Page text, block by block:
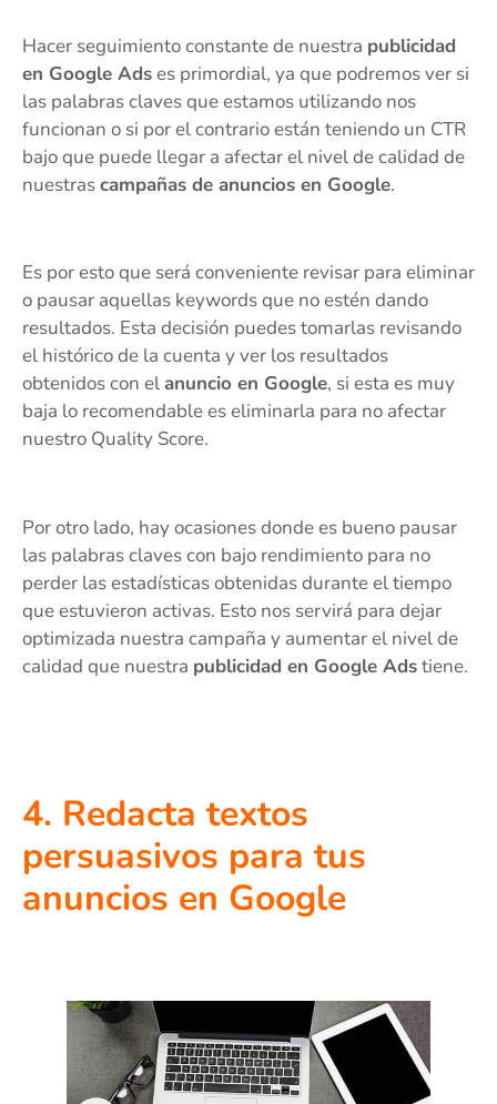
Hacer seguimiento constante de nuestra publicidad
en Google Adses primordial, ya que podremos ver si
las palabras claves que estamos utilizando nos
funcionan o si por el contrario están teniendo un CTR
bajo que puede llegar a afectar el nivel de calidad de
nuestrascampañas de anuncios en Google.
Es por esto que será conveniente revisar para eliminar
o pausar aquellas keywords que no estén dando
resultados. Esta decisión puedes tomarlas revisando
el histórico de la cuenta y ver los resultados
obtenidos con elanuncio en Google, si esta es muy
baja lo recomendable es eliminarla para no afectar
nuestro Quality Score.
Por otro lado, hay ocasiones donde es bueno pausar
las palabras claves con bajo rendimiento para no
perder las estadísticas obtenidas durante el tiempo
que estuvieron activas. Esto nos servirá para dejar
optimizada nuestra campaña y aumentar el nivel de
calidad que nuestra publicidad en Google Adstiene.
4. Redacta textos
persuasivos para tus
anuncios en Google